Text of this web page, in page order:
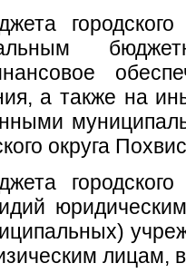
городского
а также на
округа
городского
лицам,